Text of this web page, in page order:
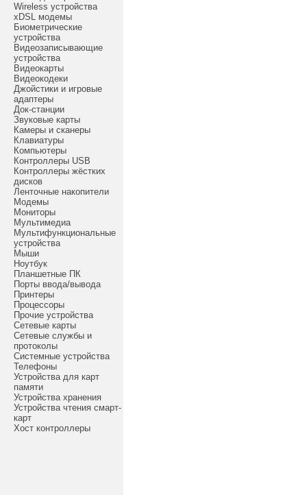
Wireless устройства
xDSL модемы
Биометрические
устройства
Видеозаписывающие
устройства
Видеокарты
Видеокодеки
Джойстики и игровые
адаптеры
Док-станции
Звуковые карты
Камеры и сканеры
Клавиатуры
Компьютеры
Контроллеры USB
Контроллеры жёстких
дисков
Ленточные накопители
Модемы
Мониторы
Мультимедиа
Мультифункциональные
устройства
Мыши
Ноутбук
Планшетные ПК
Порты ввода/вывода
Принтеры
Процессоры
Прочие устройства
Сетевые карты
Сетевые службы и
протоколы
Системные устройства
Телефоны
Устройства для карт
памяти
Устройства хранения
Устройства чтения смарт-
карт
Хост контроллеры